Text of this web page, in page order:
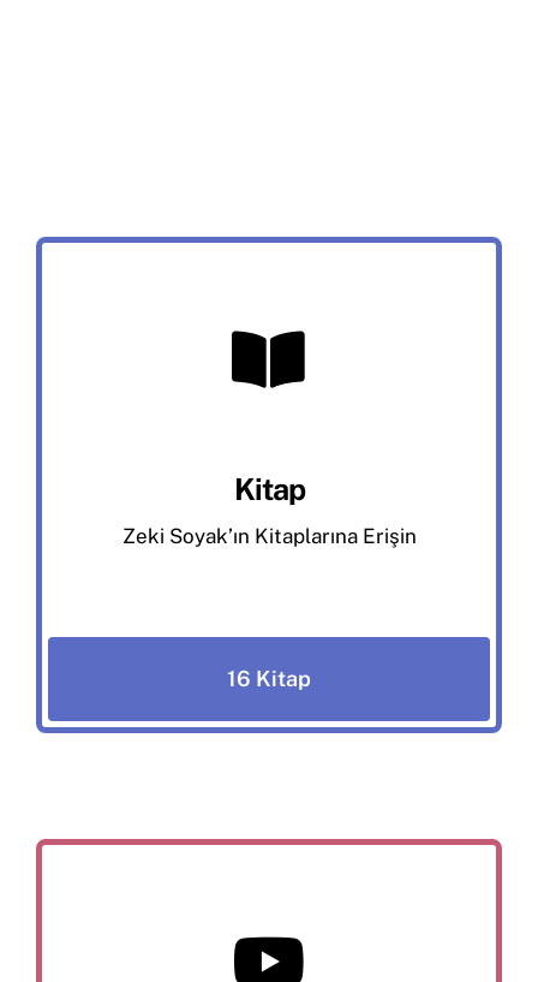
Kitap
Zeki Soyak’ın Kitaplarına Erişin
16 Kitap